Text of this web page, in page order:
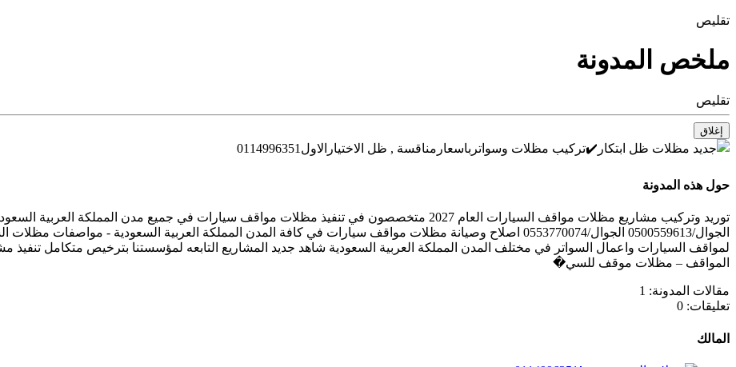
تقليص
ملخص المدونة
تقليص
إغلاق
حول هذه المدونة
توريد وتركيب مشاريع مظلات مواقف السيارات العام 2027 متخصصون في تنفيذ مظلات مواقف سيارات في جميع
الجوال/0500559613 الجوال/0553770074 اصلاح وصيانة مظلات مواقف سيارات في كافة المدن المملكة العربية السعودية -
لمواقف السيارات واعمال السواتر في مختلف المدن المملكة العربية السعودية شاهد جديد المشاريع التابعه لمؤسستنا بترخيص متكامل
المواقف – مظلات موقف للسي�
مقالات المدونة: 1
تعليقات: 0
المالك